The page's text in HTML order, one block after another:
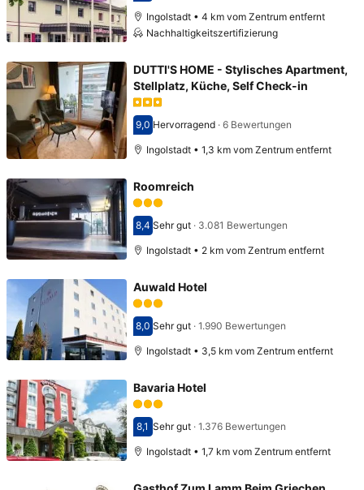
Ingolstadt • 4 km vom Zentrum entfernt
Nachhaltigkeitszertifizierung
DUTTI'S HOME - Stylisches Apartment,
Stellplatz, Küche, Self Check-in
Bewertet mit 9,0
9,0 Hervorragend· 6 Bewertungen
Ingolstadt • 1,3 km vom Zentrum entfernt
Roomreich
Bewertet mit 8,4
8,4 Sehr gut· 3.081 Bewertungen
Ingolstadt • 2 km vom Zentrum entfernt
Auwald Hotel
Bewertet mit 8,0
8,0 Sehr gut· 1.990 Bewertungen
Ingolstadt • 3,5 km vom Zentrum entfernt
Bavaria Hotel
Bewertet mit 8,1
8,1 Sehr gut· 1.376 Bewertungen
Ingolstadt • 1,7 km vom Zentrum entfernt